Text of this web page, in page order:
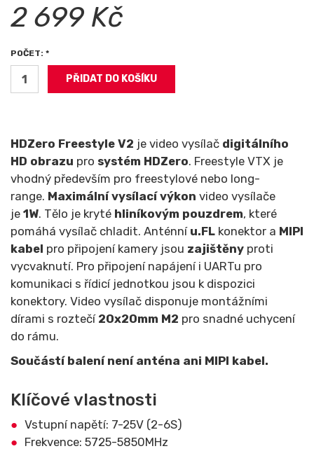
2 699 Kč
POČET: *
HDZero Freestyle V2 je video vysílač digitálního
HD obrazu pro systém HDZero. Freestyle VTX je
vhodný především pro freestylové nebo long-
range. Maximální vysílací výkon video vysílače
je 1W. Tělo je kryté hliníkovým pouzdrem, které
pomáhá vysílač chladit. Anténníu.FL konektor a MIPI
kabel pro připojení kamery jsou zajištěny proti
vycvaknutí. Pro připojení napájení i UARTu pro
komunikaci s řídicí jednotkou jsou k dispozici
konektory. Video vysílač disponuje montážními
dírami s roztečí 20x20mm M2 pro snadné uchycení
do rámu.
Součástí balení není anténa ani MIPI kabel.
Klíčové vlastnosti
Vstupní napětí: 7-25V (2-6S)
Frekvence: 5725-5850MHz